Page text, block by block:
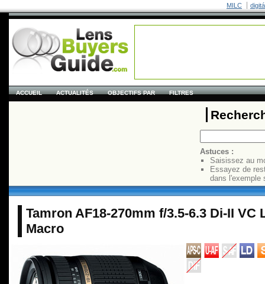
MILC
ACCUEIL ACTUALITÉS OBJECTIFS PAR FILTRES
Astuces :
Saisissez au
Essayez de
dans
Tamron AF18-270mm f/3.5-6.3 Di-II VC
Macro